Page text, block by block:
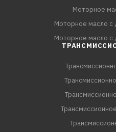
Моторное
Моторное масло с
Моторное масло с